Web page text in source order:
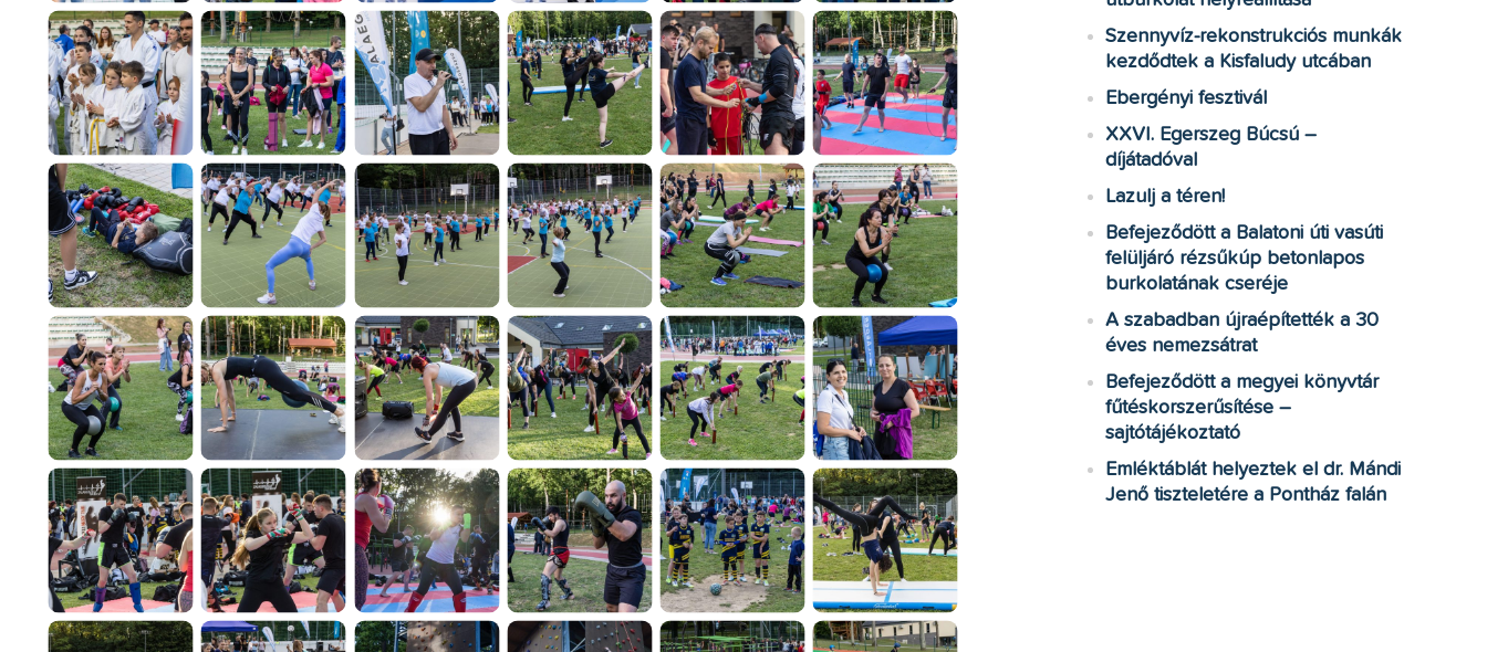
Szennyvíz-rekonstrukciós munkák
kezdődtek a Kisfaludy utcában
Ebergényi fesztivál
XXVI. Egerszeg Búcsú –
díjátadóval
Lazulj a téren!
Befejeződött a Balatoni úti vasúti
felüljáró rézsűkúp betonlapos
burkolatának cseréje
A szabadban újraépítették a 30
éves nemezsátrat
Befejeződött a megyei könyvtár
fűtéskorszerűsítése –
sajtótájékoztató
Emléktáblát helyeztek el dr. Mándi
Jenő tiszteletére a Pontház falán